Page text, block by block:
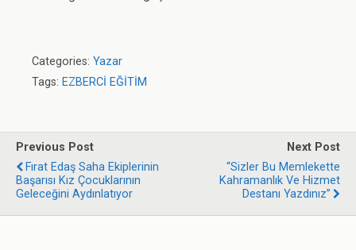
Categories: Yazar
Tags: EZBERCİ EĞİTİM
Previous Post
Fırat Edaş Saha Ekiplerinin
Başarısı Kız Çocuklarının
Geleceğini Aydınlatıyor
Next Post
“Sizler Bu Memlekette
Kahramanlık Ve Hizmet
Destanı Yazdınız”